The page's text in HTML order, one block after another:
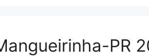
PR